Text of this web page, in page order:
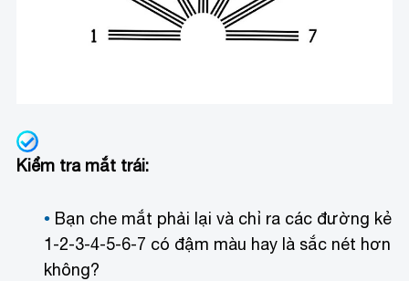
Kiểm tra mắt trái:
Bạn che mắt phải lại và chỉ ra các đường kẻ
1-2-3-4-5-6-7 có đậm màu hay là sắc nét hơn
không?